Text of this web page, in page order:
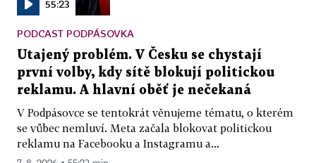
55:23
PODCAST PODPÁSOVKA
Utajený problém. V Česku se chystají
první volby, kdy sítě blokují politickou
reklamu. A hlavní oběť je nečekaná
V Podpásovce se tentokrát věnujeme tématu, o kterém
se vůbec nemluví. Meta začala blokovat politickou
reklamu na Facebooku a Instagramu a...